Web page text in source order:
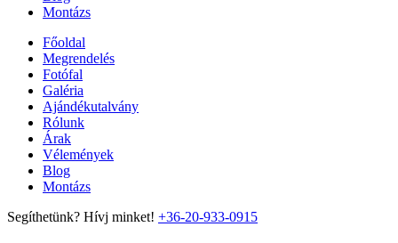
Montázs
Főoldal
Megrendelés
Fotófal
Galéria
Ajándékutalvány
Rólunk
Árak
Vélemények
Blog
Montázs
Segíthetünk? Hívj minket! +36-20-933-0915